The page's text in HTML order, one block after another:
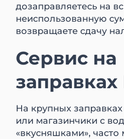
дозаправляетесь на
неиспользованную
возвращаете сдачу
Сервис на
На крупных
или магазинчики с
«вкусняшками»,